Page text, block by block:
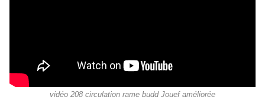
vidéo 208 circulation rame budd Jouef améliorée